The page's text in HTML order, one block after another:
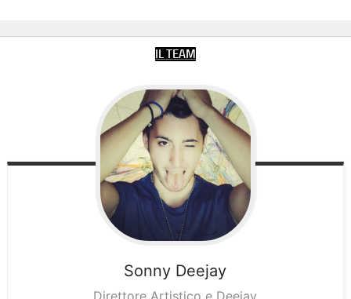
IL TEAM
Sonny Deejay
Direttore Artistico e Deejay